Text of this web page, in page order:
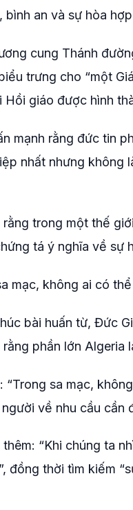
bình an và sự hòa
cung Thánh
trưng cho “một
Hồi giáo được hình
mạnh rằng đức tin
nhất nhưng không
rằng trong một thế
tá ý nghĩa về sự
mạc, không ai có
bài huấn từ, Đức
phần lớn Algeria
“Trong sa mạc,
về nhu cầu cần
thêm: “Khi chúng ta
đồng thời tìm kiếm